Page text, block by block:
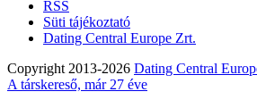
RSS
Süti tájékoztató
Dating Central Europe Zrt.
Copyright 2013-2026 Dating Central
A társkereső, már 27 éve